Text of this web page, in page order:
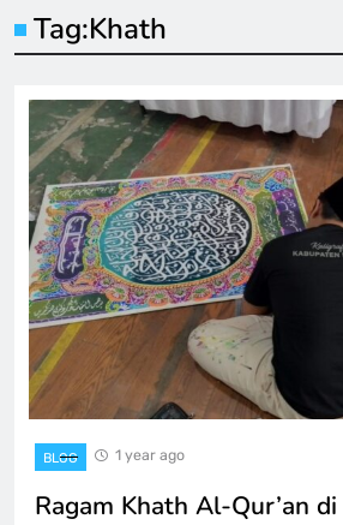
Tag:Khath
BLOG 1 year ago
Ragam Khath Al-Qur’an